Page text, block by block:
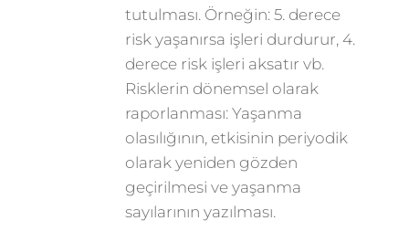
tutulması. Örneğin: 5. derece
risk yaşanırsa işleri durdurur, 4.
derece risk işleri aksatır vb.
Risklerin dönemsel olarak
raporlanması: Yaşanma
olasılığının, etkisinin periyodik
olarak yeniden gözden
geçirilmesi ve yaşanma
sayılarının yazılması.